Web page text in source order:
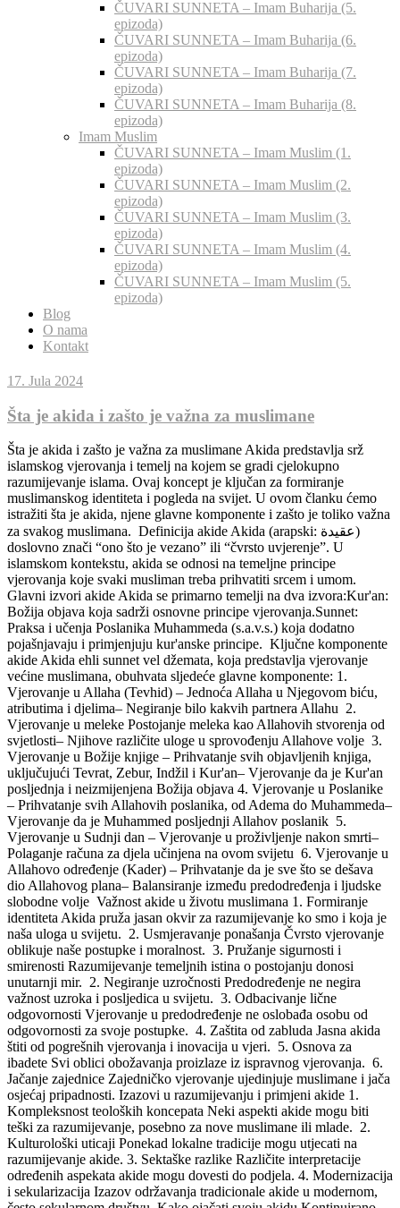
ČUVARI SUNNETA – Imam Buharija (5.
epizoda)
ČUVARI SUNNETA – Imam Buharija (6.
epizoda)
ČUVARI SUNNETA – Imam Buharija (7.
epizoda)
ČUVARI SUNNETA – Imam Buharija (8.
epizoda)
Imam Muslim
ČUVARI SUNNETA – Imam Muslim (1.
epizoda)
ČUVARI SUNNETA – Imam Muslim (2.
epizoda)
ČUVARI SUNNETA – Imam Muslim (3.
epizoda)
ČUVARI SUNNETA – Imam Muslim (4.
epizoda)
ČUVARI SUNNETA – Imam Muslim (5.
epizoda)
Blog
O nama
Kontakt
17. Jula 2024
Šta je akida i zašto je važna za muslimane
Šta je akida i zašto je važna za muslimane Akida predstavlja srž
islamskog vjerovanja i temelj na kojem se gradi cjelokupno
razumijevanje islama. Ovaj koncept je ključan za formiranje
muslimanskog identiteta i pogleda na svijet. U ovom članku ćemo
istražiti šta je akida, njene glavne komponente i zašto je toliko važna
za svakog muslimana. Definicija akide Akida (arapski: عقيدة)
doslovno znači “ono što je vezano” ili “čvrsto uvjerenje”. U
islamskom kontekstu, akida se odnosi na temeljne principe
vjerovanja koje svaki musliman treba prihvatiti srcem i umom.
Glavni izvori akide Akida se primarno temelji na dva izvora:Kur'an:
Božija objava koja sadrži osnovne principe vjerovanja.Sunnet:
Praksa i učenja Poslanika Muhammeda (s.a.v.s.) koja dodatno
pojašnjavaju i primjenjuju kur'anske principe. Ključne komponente
akide Akida ehli sunnet vel džemata, koja predstavlja vjerovanje
većine muslimana, obuhvata sljedeće glavne komponente: 1.
Vjerovanje u Allaha (Tevhid) – Jednoća Allaha u Njegovom biću,
atributima i djelima– Negiranje bilo kakvih partnera Allahu 2.
Vjerovanje u meleke Postojanje meleka kao Allahovih stvorenja od
svjetlosti– Njihove različite uloge u sprovođenju Allahove volje 3.
Vjerovanje u Božije knjige – Prihvatanje svih objavljenih knjiga,
uključujući Tevrat, Zebur, Indžil i Kur'an– Vjerovanje da je Kur'an
posljednja i neizmijenjena Božija objava 4. Vjerovanje u Poslanike
– Prihvatanje svih Allahovih poslanika, od Adema do Muhammeda–
Vjerovanje da je Muhammed posljednji Allahov poslanik 5.
Vjerovanje u Sudnji dan – Vjerovanje u proživljenje nakon smrti–
Polaganje računa za djela učinjena na ovom svijetu 6. Vjerovanje u
Allahovo određenje (Kader) – Prihvatanje da je sve što se dešava
dio Allahovog plana– Balansiranje između predodređenja i ljudske
slobodne volje Važnost akide u životu muslimana 1. Formiranje
identiteta Akida pruža jasan okvir za razumijevanje ko smo i koja je
naša uloga u svijetu. 2. Usmjeravanje ponašanja Čvrsto vjerovanje
oblikuje naše postupke i moralnost. 3. Pružanje sigurnosti i
smirenosti Razumijevanje temeljnih istina o postojanju donosi
unutarnji mir. 2. Negiranje uzročnosti Predodređenje ne negira
važnost uzroka i posljedica u svijetu. 3. Odbacivanje lične
odgovornosti Vjerovanje u predodređenje ne oslobađa osobu od
odgovornosti za svoje postupke. 4. Zaštita od zabluda Jasna akida
štiti od pogrešnih vjerovanja i inovacija u vjeri. 5. Osnova za
ibadete Svi oblici obožavanja proizlaze iz ispravnog vjerovanja. 6.
Jačanje zajednice Zajedničko vjerovanje ujedinjuje muslimane i jača
osjećaj pripadnosti. Izazovi u razumijevanju i primjeni akide 1.
Kompleksnost teoloških koncepata Neki aspekti akide mogu biti
teški za razumijevanje, posebno za nove muslimane ili mlade. 2.
Kulturološki uticaji Ponekad lokalne tradicije mogu utjecati na
razumijevanje akide. 3. Sektaške razlike Različite interpretacije
određenih aspekata akide mogu dovesti do podjela. 4. Modernizacija
i sekularizacija Izazov održavanja tradicionale akide u modernom,